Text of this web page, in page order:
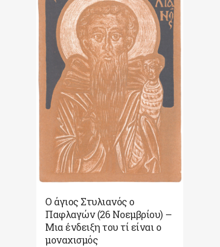
Ο άγιος Στυλιανός ο
Παφλαγών (26 Νοεμβρίου) –
Μια ένδειξη του τί είναι ο
μοναχισμός